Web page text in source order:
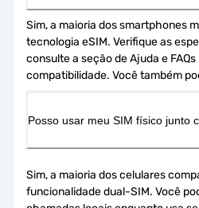
Sim, a maioria dos smartphones
tecnologia eSIM. Verifique as
consulte a seção de Ajuda e
compatibilidade. Você também
Posso usar meu SIM físico junto
Sim, a maioria dos celulares
funcionalidade dual-SIM. Você